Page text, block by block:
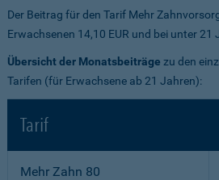
Der Beitrag für den Tarif Mehr
Erwachsenen 14,10 EUR und bei unter 21
Übersicht der Monatsbeiträge zu den
Tarifen (für Erwachsene ab 21 Jahren):
Tarif
Mehr Zahn 80